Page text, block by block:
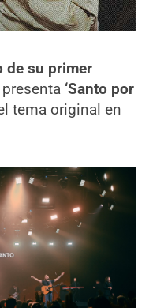
de su primer
presenta ‘Santo por
tema original en